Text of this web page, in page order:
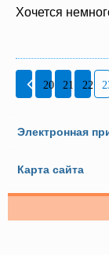
Хочется
20 21 22
Электронная
Карта сайта